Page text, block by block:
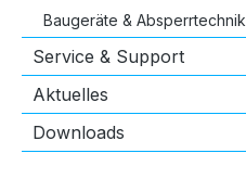
Baugeräte & Absperrtechnik
Service & Support
Aktuelles
Downloads